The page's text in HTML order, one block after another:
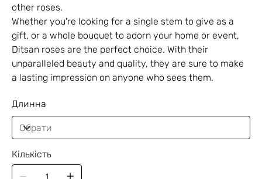
other roses.
Whether you're looking for a single stem to give as a
gift, or a whole bouquet to adorn your home or event,
Ditsan roses are the perfect choice. With their
unparalleled beauty and quality, they are sure to make
a lasting impression on anyone who sees them.
Длинна
Кількість